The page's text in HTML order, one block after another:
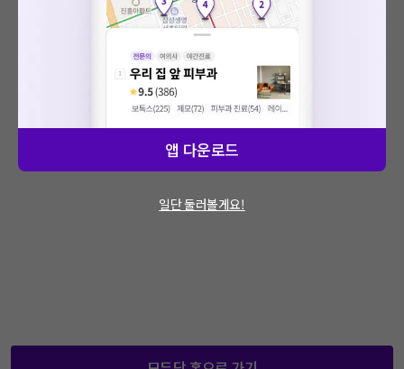
: 에러가 발생했습니다.
문제가 지속적으로 발생할 경우 모두닥 채널톡
을 통해 문의해주세요.
앱 다운로드
일단 둘러볼게요!